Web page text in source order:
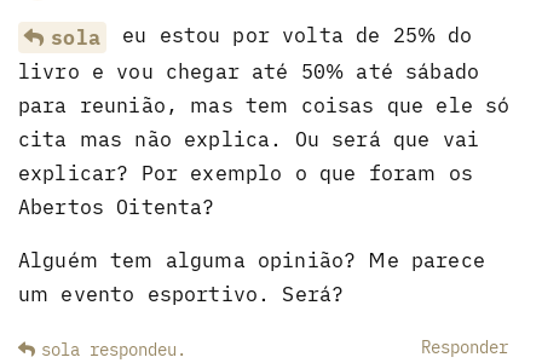
sola
eu estou por volta de 25% do
livro e vou chegar até 50% até sábado
para reunião, mas tem coisas que ele só
cita mas não explica. Ou será que vai
explicar? Por exemplo o que foram os
Abertos Oitenta?
Alguém tem alguma opinião? Me parece
um evento esportivo. Será?
Responder
sola respondeu .